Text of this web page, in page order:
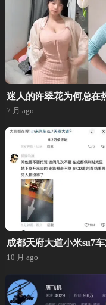
迷人的许翠花为何总在
7 月 ago
成都天府大道小米su7
10 月 ago